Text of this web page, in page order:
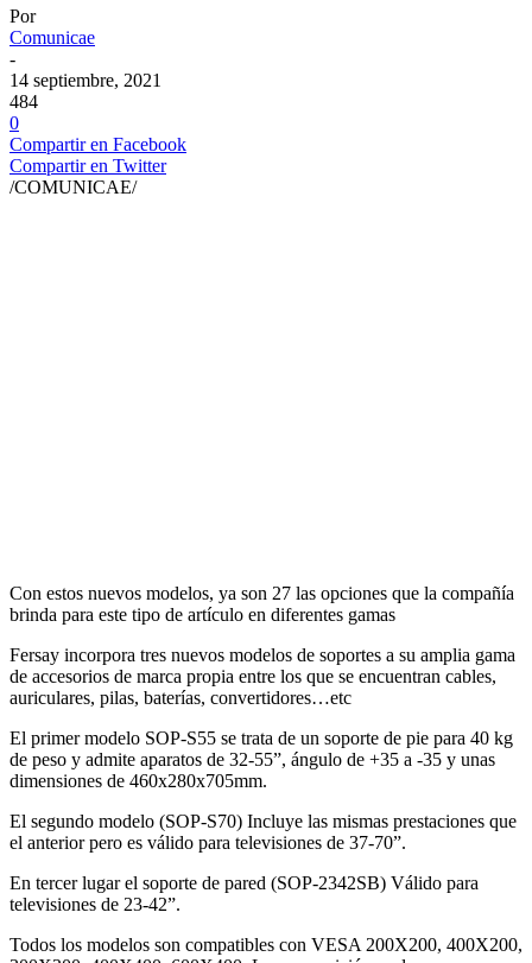
Por
Comunicae
-
14 septiembre, 2021
484
0
Compartir en Facebook
Compartir en Twitter
/COMUNICAE/
Con estos nuevos modelos, ya son 27 las opciones que la compañía
brinda para este tipo de artículo en diferentes gamas
Fersay incorpora tres nuevos modelos de soportes a su amplia gama
de accesorios de marca propia entre los que se encuentran cables,
auriculares, pilas, baterías, convertidores…etc
El primer modelo SOP-S55 se trata de un soporte de pie para 40 kg
de peso y admite aparatos de 32-55”, ángulo de +35 a -35 y unas
dimensiones de 460x280x705mm.
El segundo modelo (SOP-S70) Incluye las mismas prestaciones que
el anterior pero es válido para televisiones de 37-70”.
En tercer lugar el soporte de pared (SOP-2342SB) Válido para
televisiones de 23-42”.
Todos los modelos son compatibles con VESA 200X200, 400X200,